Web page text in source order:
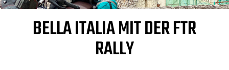
BELLA ITALIA MIT DER FTR
RALLY